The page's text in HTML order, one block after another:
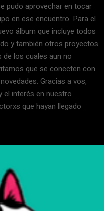
pudo aprovechar en tocar
en ese encuentro. Para el
álbum que incluye todos
y también otros proyectos
de los cuales aun no
que se conecten con
Gracias a vos,
el interés en nuestro
que hayan llegado